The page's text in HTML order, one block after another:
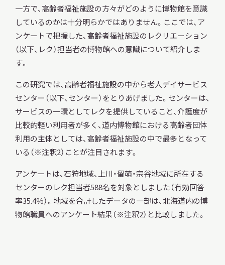
内
検
索
X 公式アカウント YouTube公式チャンネル
一方で、高齢者福祉施設の方々がどのように博物館を意識
しているのかは十分明らかではありません。ここでは、ア
ンケートで把握した、高齢者福祉施設のレクリエーション
（以下、レク）担当者の博物館への意識について紹介しま
す。
この研究では、高齢者福祉施設の中から老人デイサービス
センター（以下、センター）をとりあげました。センターは、
サービスの一環としてレクを提供していること、介護度が
比較的軽い利用者が多く、道内博物館における高齢者団体
利用の主体としては、高齢者福祉施設の中で最多となって
いる（※注釈2）ことが注目されます。
アンケートは、石狩地域、上川・留萌・宗谷地域に所在する
センターのレク担当者588名を対象としました（有効回答
率35.4％）。地域を合計したデータの一部は、北海道内の博
物館職員へのアンケート結果（※注釈2）と比較しました。